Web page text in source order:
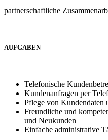
partnerschaftliche
AUFGABEN
Telefonische
Kundenanfragen per
Pflege von Kundendaten
Freundliche und
und Neukunden
Einfache administrative